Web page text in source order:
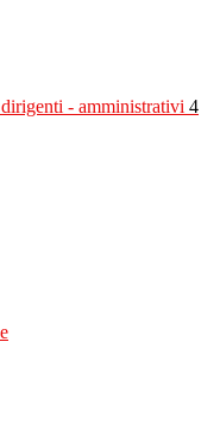
- amministrativi 4